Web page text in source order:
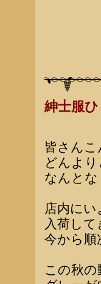
紳士服
皆さん
どんよ
なんと
店内に
入荷し
今から順
この秋